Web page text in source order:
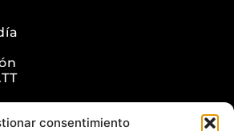
consentimiento